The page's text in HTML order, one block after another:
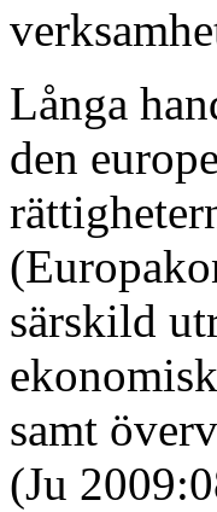
Långa
den
särskild
samt
(Ju